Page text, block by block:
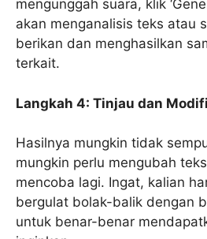
mengunggah suara, klik
akan menganalisis teks atau
berikan dan menghasilkan
terkait.
Langkah 4: Tinjau dan
Hasilnya mungkin tidak
mungkin perlu mengubah
mencoba lagi. Ingat, kalian
bergulat bolak-balik dengan
untuk benar-benar